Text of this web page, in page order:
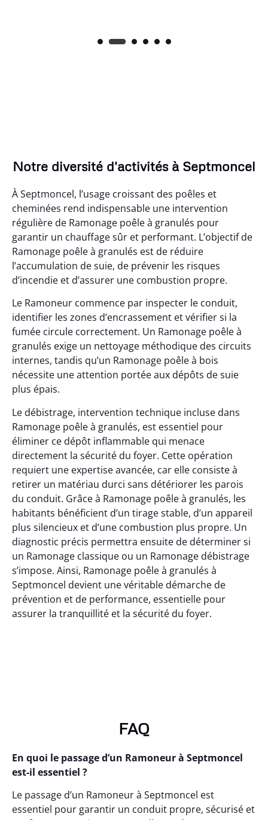
Notre diversité d'activités à Septmoncel
À Septmoncel, l’usage croissant des poêles et
cheminées rend indispensable une intervention
régulière de Ramonage poêle à granulés pour
garantir un chauffage sûr et performant. L’objectif de
Ramonage poêle à granulés est de réduire
l’accumulation de suie, de prévenir les risques
d’incendie et d’assurer une combustion propre.
Le Ramoneur commence par inspecter le conduit,
identifier les zones d’encrassement et vérifier si la
fumée circule correctement. Un Ramonage poêle à
granulés exige un nettoyage méthodique des circuits
internes, tandis qu’un Ramonage poêle à bois
nécessite une attention portée aux dépôts de suie
plus épais.
Le débistrage, intervention technique incluse dans
Ramonage poêle à granulés, est essentiel pour
éliminer ce dépôt inflammable qui menace
directement la sécurité du foyer. Cette opération
requiert une expertise avancée, car elle consiste à
retirer un matériau durci sans détériorer les parois
du conduit. Grâce à Ramonage poêle à granulés, les
habitants bénéficient d’un tirage stable, d’un appareil
plus silencieux et d’une combustion plus propre. Un
diagnostic précis permettra ensuite de déterminer si
un Ramonage classique ou un Ramonage débistrage
s’impose. Ainsi, Ramonage poêle à granulés à
Septmoncel devient une véritable démarche de
prévention et de performance, essentielle pour
assurer la tranquillité et la sécurité du foyer.
FAQ
En quoi le passage d’un Ramoneur à Septmoncel
est-il essentiel ?
Le passage d’un Ramoneur à Septmoncel est
essentiel pour garantir un conduit propre, sécurisé et